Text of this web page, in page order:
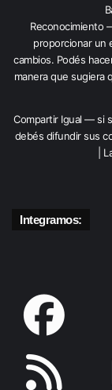
Reconocimiento
proporcionar un
cambios. Podés
manera que sugiera
Compartir Igual — si
debés difundir sus
|
Integramos: